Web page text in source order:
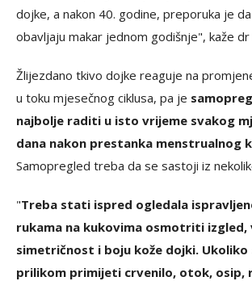
dojke, a nakon 40. godine, preporuka je
obavljaju makar jednom godišnje", kaže dr
Žlijezdano tkivo dojke reaguje na
u toku mjesečnog ciklusa, pa je
najbolje raditi u isto vrijeme svakog
dana nakon prestanka menstrualnog
Samopregled treba da se sastoji iz
"Treba stati ispred ogledala
rukama na kukovima osmotriti izgled,
simetričnost i boju kože dojki. Ukoliko
prilikom primijeti crvenilo, otok, osip,